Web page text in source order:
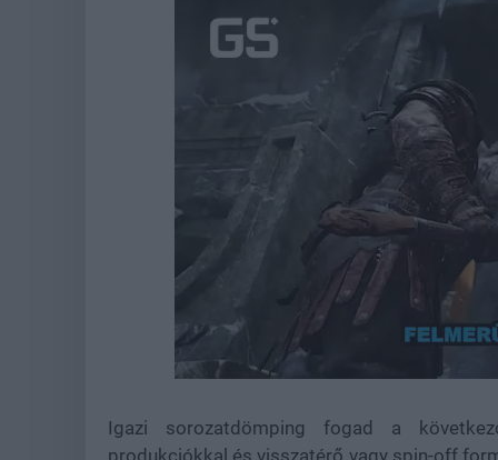
Unmute
37.41%
Igazi sorozatdömping fogad a
produkciókkal és visszatérő vagy spin-off